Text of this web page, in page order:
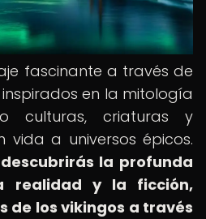
fascinante a través de
en la mitología
culturas, criaturas y
a universos épicos.
la profunda
realidad y la ficción,
de los vikingos a través